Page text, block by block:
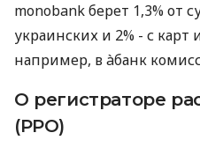
monobank берет 1,3% от
украинских и 2% - с карт
например, в àбанк
О регистраторе
(РРО)